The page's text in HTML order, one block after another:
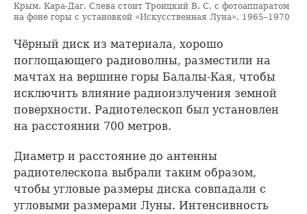
Крым. Кара-Даг. Слева стоит Троицкий В. С. с фотоаппаратом
на фоне горы с установкой «Искусственная Луна». 1965–1970
Чёрный диск из материала, хорошо
поглощающего радиоволны, разместили на
мачтах на вершине горы Балалы-Кая, чтобы
исключить влияние радиоизлучения земной
поверхности. Радиотелескоп был установлен
на расстоянии 700 метров.
Диаметр и расстояние до антенны
радиотелескопа выбрали таким образом,
чтобы угловые размеры диска совпадали с
угловыми размерами Луны. Интенсивность